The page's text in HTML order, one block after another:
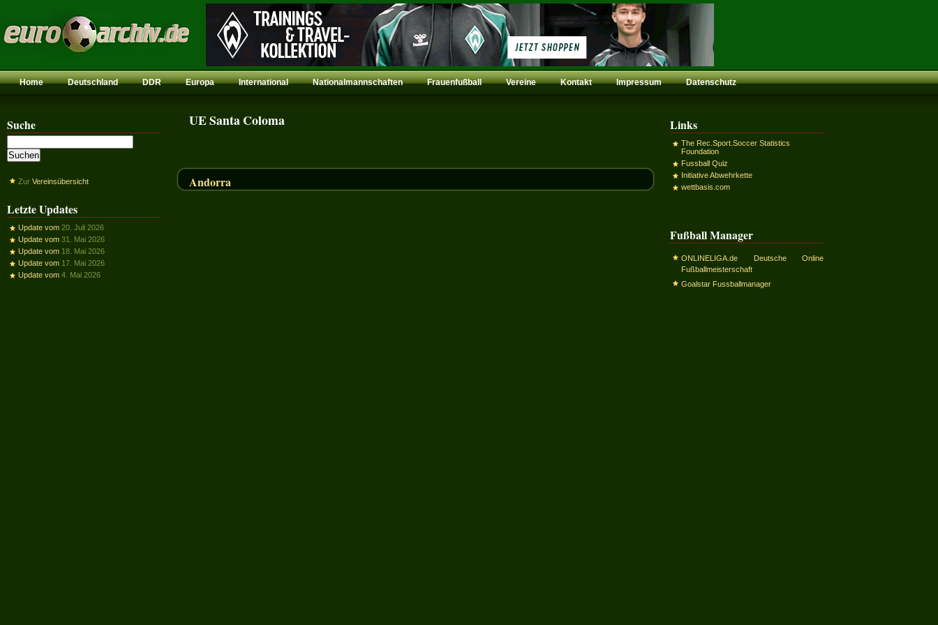
Home Deutschland DDR Europa International Nationalmannschaften Frauenfußball Vereine Kontakt Impressum Datenschutz
Suche
Zur Vereinsübersicht
Letzte Updates
Update vom 20. Juli 2026
Update vom 31. Mai 2026
Update vom 18. Mai 2026
Update vom 17. Mai 2026
Update vom 4. Mai 2026
UE Santa Coloma
Andorra
Links
The Rec.Sport.Soccer Statistics
Foundation
Fussball Quiz
Initiative Abwehrkette
wettbasis.com
Fußball Manager
ONLINELIGA.de Deutsche Online
Fußballmeisterschaft
Goalstar Fussballmanager